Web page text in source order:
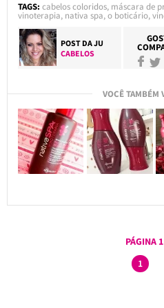
TAGS: cabelos coloridos, máscara de
vinoterapia, nativa spa,o boticário,
POST DAJU
CABELOS
VOCÊ TAMBÉM
PÁGINA
1